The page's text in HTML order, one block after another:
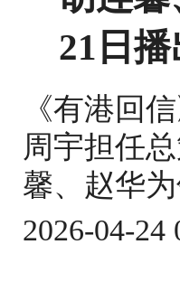
21日播
《有港回
周宇担任
馨、赵华
2026-04-24